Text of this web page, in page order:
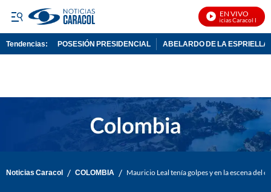
EN VIVO
Noticias Caracol En Vivo
Tendencias: POSESIÓN PRESIDENCIAL ABELARDO DE LA ESPRIELLA
Noticias Caracol / COLOMBIA / Mauricio Leal tenía golpes y en la escena del